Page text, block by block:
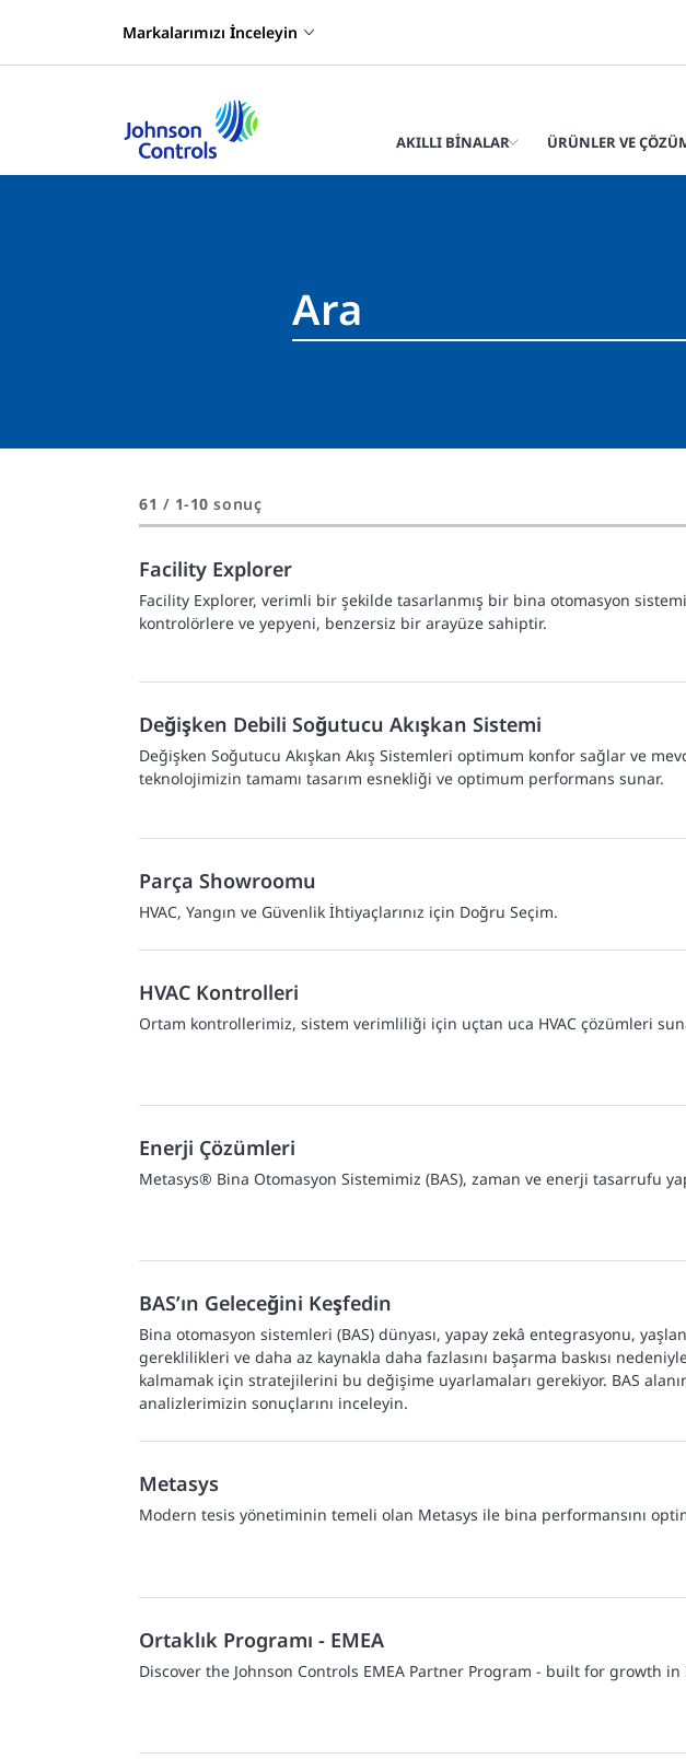
Markalarımızı İnceleyin
AKILLI BINALAR ÜRÜNLER VE
61 / 1-10 sonuç
Facility Explorer
Facility Explorer, verimli bir şekilde tasarlanmış bir bina otomasyon
kontrolörlere ve yepyeni, benzersiz bir arayüze sahiptir.
Değişken Debili Soğutucu Akışkan Sistemi
Değişken Soğutucu Akışkan Akış Sistemleri optimum konfor sağlar ve
teknolojimizin tamamı tasarım esnekliği ve optimum performans sunar.
Parça Showroomu
HVAC, Yangın ve Güvenlik İhtiyaçlarınız için Doğru Seçim.
HVAC Kontrolleri
Ortam kontrollerimiz, sistem verimliliği için uçtan uca HVAC çözümleri
Enerji Çözümleri
Metasys® Bina Otomasyon Sistemimiz (BAS), zaman ve enerji tasarrufu
BAS’ın Geleceğini Keşfedin
Bina otomasyon sistemleri (BAS) dünyası, yapay zekâ entegrasyonu,
gereklilikleri ve daha az kaynakla daha fazlasını başarma baskısı
kalmamak için stratejilerini bu değişime uyarlamaları gerekiyor. BAS
analizlerimizin sonuçlarını inceleyin.
Metasys
Modern tesis yönetiminin temeli olan Metasys ile bina performansını
Ortaklık Programı - EMEA
Discover the Johnson Controls EMEA Partner Program - built for growth